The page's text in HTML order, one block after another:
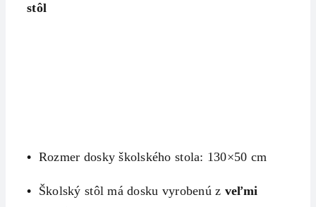
stôl
• Rozmer dosky školského stola: 130×50 cm
• Školský stôl má dosku vyrobenú z veľmi